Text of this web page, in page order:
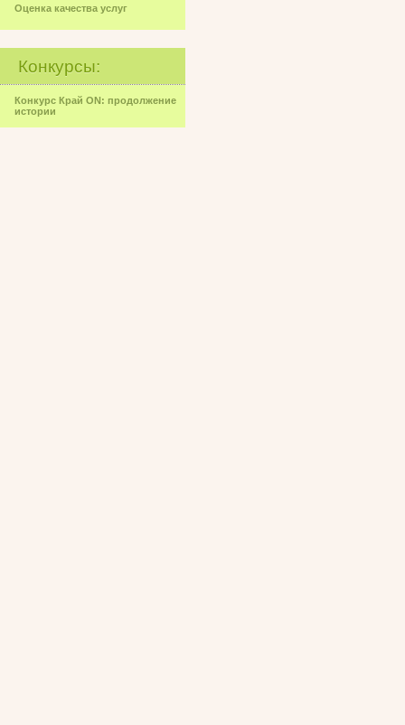
Оценка качества услуг
Конкурсы:
Конкурс Край ON: продолжение
истории